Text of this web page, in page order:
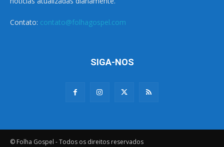
Contato: contato@folhagospel.com
SIGA-NOS
© Folha Gospel - Todos os direitos reservados